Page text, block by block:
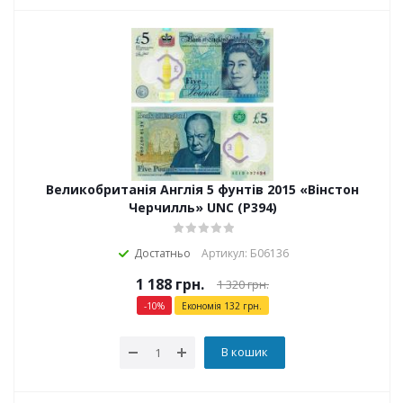
Великобританія Англія 5 фунтів 2015 «Вінстон
Черчилль» UNC (P394)
Достатньо Артикул: Б06136
1 188 грн. 1 320грн.
-10% Економія 132грн.
В кошик